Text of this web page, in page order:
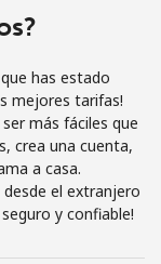
has estado
mejores tarifas!
más fáciles que
crea una cuenta,
a casa.
desde el extranjero
y confiable!